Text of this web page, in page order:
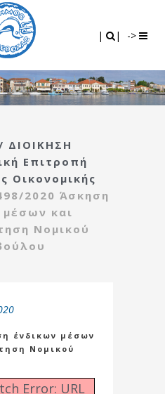
| | ->
ΔΙΟΙΚΗΣΗ
Επιτροπή
Οικονομικής
2020 Άσκηση
και
Νομικού
ένδικων μέσων
Νομικού
Error: URL